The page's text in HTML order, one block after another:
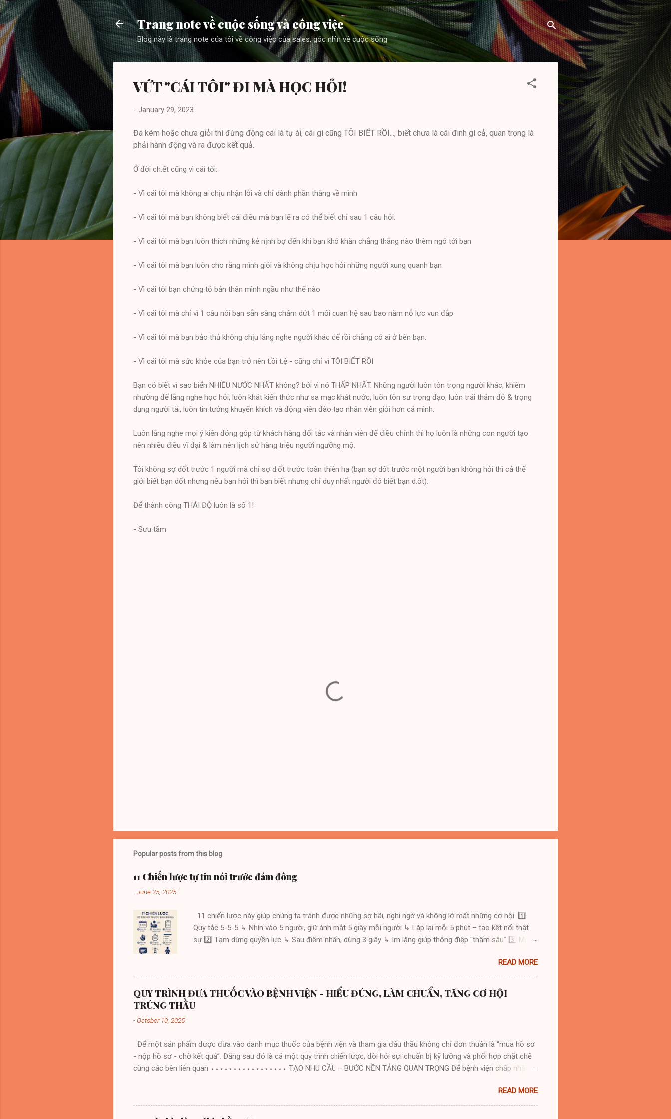
Skip to main content
Trang note về cuộc sống và công việc
Blog này là trang note của tôi về công việc của sales, góc nhìn về cuộc sống
VỨT "CÁI TÔI" ĐI MÀ HỌC HỎI!
- January 29, 2023
Đã kém hoặc chưa giỏi thì đừng động cái là tự ái, cái gì cũng TÔI BIẾT RỒI..., biết chưa là cái đinh gì cả, quan trọng là
phải hành động và ra được kết quả.
Ở đời ch.ết cũng vì cái tôi:
- Vì cái tôi mà không ai chịu nhận lỗi và chỉ dành phần thắng về mình
- Vì cái tôi mà bạn không biết cái điều mà bạn lẽ ra có thể biết chỉ sau 1 câu hỏi.
- Vì cái tôi mà bạn luôn thích những kẻ nịnh bợ đến khi bạn khó khăn chẳng thằng nào thèm ngó tới bạn
- Vì cái tôi mà bạn luôn cho rằng mình giỏi và không chịu học hỏi những người xung quanh bạn
- Vì cái tôi bạn chứng tỏ bản thân mình ngầu như thế nào
- Vì cái tôi mà chỉ vì 1 câu nói bạn sẵn sàng chấm dứt 1 mối quan hệ sau bao năm nỗ lực vun đắp
- Vì cái tôi mà bạn bảo thủ không chịu lắng nghe người khác để rồi chẳng có ai ở bên bạn.
- Vì cái tôi mà sức khỏe của bạn trở nên t.ồi t.ệ - cũng chỉ vì TÔI BIẾT RỒI
Bạn có biết vì sao biển NHIỀU NƯỚC NHẤT không? bởi vì nó THẤP NHẤT. Những người luôn tôn trọng người khác, khiêm
nhường để lắng nghe học hỏi, luôn khát kiến thức như sa mạc khát nước, luôn tôn sư trọng đạo, luôn trải thảm đỏ & trọng
dụng người tài, luôn tin tưởng khuyến khích và động viên đào tạo nhân viên giỏi hơn cả mình.
Luôn lắng nghe mọi ý kiến đóng góp từ khách hàng đối tác và nhân viên để điều chỉnh thì họ luôn là những con người tạo
nên nhiều điều vĩ đại & làm nên lịch sử hàng triệu người ngưỡng mộ.
Tôi không sợ dốt trước 1 người mà chỉ sợ d.ốt trước toàn thiên hạ (bạn sợ dốt trước một người bạn không hỏi thì cả thế
giới biết bạn dốt nhưng nếu bạn hỏi thì bạn biết nhưng chỉ duy nhất người đó biết bạn d.ốt).
Để thành công THÁI ĐỘ luôn là số 1!
- Sưu tầm
Popular posts from this blog
11 Chiến lược tự tin nói trước đám đông
-June 25, 2025
11 chiến lược này giúp chúng ta tránh được những sợ hãi, nghi ngờ và không lỡ mất những cơ hội. 1️⃣
Quy tắc 5-5-5 ↳ Nhìn vào 5 người, giữ ánh mắt 5 giây mỗi người ↳ Lặp lại mỗi 5 phút – tạo kết nối thật
sự 2️⃣ Tạm dừng quyền lực ↳ Sau điểm nhấn, dừng 3 giây ↳ Im lặng giúp thông điệp "thấm sâu" 3️⃣ Mở
mở = tạo sự tin cậy ↳ Chỉ tay = gây phản cảm, đối đầu 5️⃣ 90 giây thiết lập lại ↳ Căng thẳng? Ra ngoài 90
giây ↳ Hít sâu – làm dịu hệ thần kinh 6️⃣ Quy tắc bộ ba ↳ Trình bày theo nhóm 3 ý ↳ Não bộ “nghiện” cấu
trúc này 7️⃣ Câu chuyện 2 phút ↳ Mọi câu chuyện nên dưới 2 phút ↳ Dài hơn = mất khán giả 8️⃣ Phương
pháp hải đăng ↳ Chọn 3–4 điểm cố định quanh phòng ↳ Luân chuyển ánh mắt giữa các điểm 9️⃣ Tư thế
quyền lực ↳ Chân rộng bằng vai, tay thả lỏng ↳ Tư thế tự tin dù đang hồi hộp 🔟 Kỹ thuật gọi lại
READ MORE
QUY TRÌNH ĐƯA THUỐC VÀO BỆNH VIỆN - HIỂU ĐÚNG, LÀM CHUẨN, TĂNG CƠ HỘI
TRÚNG THẦU
-October 10, 2025
Để một sản phẩm được đưa vào danh mục thuốc của bệnh viện và tham gia đấu thầu không chỉ đơn thuần là “mua hồ sơ
- nộp hồ sơ - chờ kết quả”. Đằng sau đó là cả một quy trình chiến lược, đòi hỏi sựi chuẩn bị kỹ lưỡng và phối hợp chặt chẽ
cùng các bên liên quan ⬩⬩⬩⬩⬩⬩⬩⬩⬩⬩⬩⬩⬩⬩⬩⬩⬩ TẠO NHU CẦU – BƯỚC NỀN TẢNG QUAN TRỌNG Để bệnh viện chấp nhận
Liên hệ với trưởng khoa điều trị và trưởng khoa Dược để giới thiệu sản phẩm, chứng minh thuốc có giá trị điều trị và nhu
cầu sử dụng thực tế. ⬩ Phân tích số lượng bệnh nhân, tình hình bệnh học, lợi ích thuốc mang lại.. ⬩ Khi nhận thấy có nhu
cầu, bác sĩ và khoa điều trị sẽ đưa ra dự trù và gửi lên khoa Dược. Đây là nền tảng để thuốc được xét đưa vào danh mục. ☆
READ MORE